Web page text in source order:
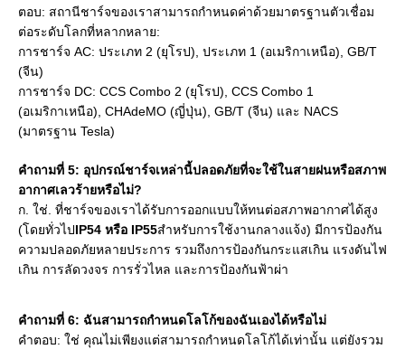
ตอบ: สถานีชาร์จของเราสามารถกำหนดค่าด้วยมาตรฐานตัวเชื่อม
ต่อระดับโลกที่หลากหลาย:
การชาร์จ AC: ประเภท 2 (ยุโรป), ประเภท 1 (อเมริกาเหนือ), GB/T
(จีน)
การชาร์จ DC: CCS Combo 2 (ยุโรป), CCS Combo 1
(อเมริกาเหนือ), CHAdeMO (ญี่ปุ่น), GB/T (จีน) และ NACS
(มาตรฐาน Tesla)
คำถามที่ 5: อุปกรณ์ชาร์จเหล่านี้ปลอดภัยที่จะใช้ในสายฝนหรือสภาพ
อากาศเลวร้ายหรือไม่?
ก. ใช่. ที่ชาร์จของเราได้รับการออกแบบให้ทนต่อสภาพอากาศได้สูง
(โดยทั่วไปIP54 หรือ IP55สำหรับการใช้งานกลางแจ้ง) มีการป้องกัน
ความปลอดภัยหลายประการ รวมถึงการป้องกันกระแสเกิน แรงดันไฟ
เกิน การลัดวงจร การรั่วไหล และการป้องกันฟ้าผ่า
คำถามที่ 6: ฉันสามารถกำหนดโลโก้ของฉันเองได้หรือไม่
คำตอบ: ใช่ คุณไม่เพียงแต่สามารถกำหนดโลโก้ได้เท่านั้น แต่ยังรวม